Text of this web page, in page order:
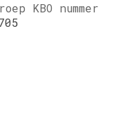
KBO nummer